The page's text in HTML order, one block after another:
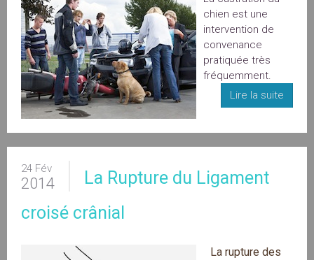
chien est une
intervention de
convenance
pratiquée très
fréquemment.
Lire la suite
24 Fév
2014
La Rupture du Ligament
croisé crânial
La rupture des